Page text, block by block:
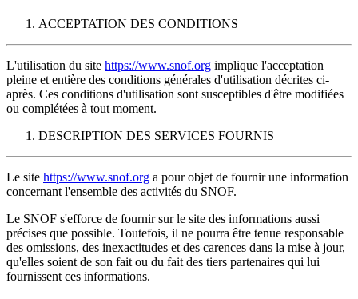
ACCEPTATION DES CONDITIONS
L'utilisation du site https://www.snof.org implique l'acceptation
pleine et entière des conditions générales d'utilisation décrites ci-
après. Ces conditions d'utilisation sont susceptibles d'être modifiées
ou complétées à tout moment.
DESCRIPTION DES SERVICES FOURNIS
Le site https://www.snof.org a pour objet de fournir une information
concernant l'ensemble des activités du SNOF.
Le SNOF s'efforce de fournir sur le site des informations aussi
précises que possible. Toutefois, il ne pourra être tenue responsable
des omissions, des inexactitudes et des carences dans la mise à jour,
qu'elles soient de son fait ou du fait des tiers partenaires qui lui
fournissent ces informations.